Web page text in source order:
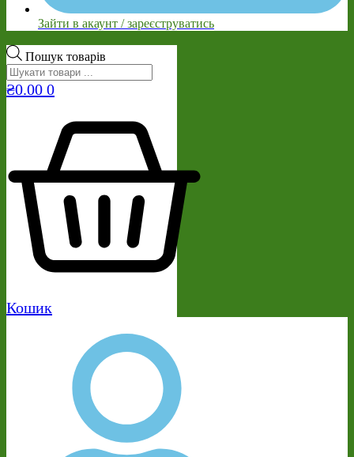
Зайти в акаунт / зареєструватись
Пошук товарів
₴0.00 0
Кошик